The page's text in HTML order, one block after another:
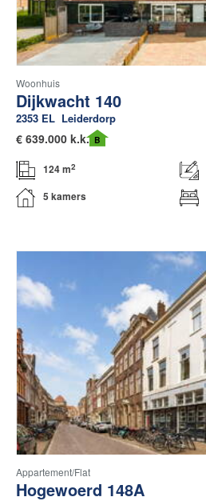
Woonhuis
Dijkwacht 140
2353 EL Leiderdorp
€ 639.000 k.k. B
124 m2
5 kamers
Appartement/flat
Hogewoerd 148A